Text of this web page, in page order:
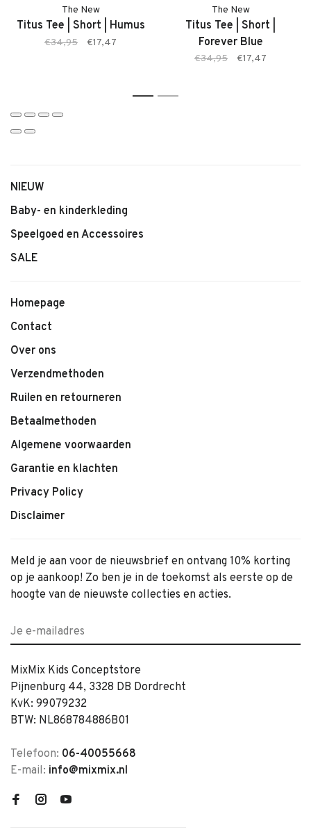
• Zachte comfortabele stof
• Comfortabele pasvorm
The New
Titus Tee | Short | Humus
€34,95 €17,47
The New
Titus Tee | Short |
Forever Blue
€34,95 €17,47
1 2
NIEUW
Baby- en kinderkleding
Speelgoed en Accessoires
SALE
Homepage
Contact
Over ons
Verzendmethoden
Ruilen en retourneren
Betaalmethoden
Algemene voorwaarden
Garantie en klachten
Privacy Policy
Disclaimer
Meld je aan voor de nieuwsbrief en ontvang 10% korting
op je aankoop! Zo ben je in de toekomst als eerste op de
hoogte van de nieuwste collecties en acties.
MixMix Kids Conceptstore
Pijnenburg 44, 3328 DB Dordrecht
KvK: 99079232
BTW: NL868784886B01
Telefoon: 06-40055668
E-mail: info@mixmix.nl